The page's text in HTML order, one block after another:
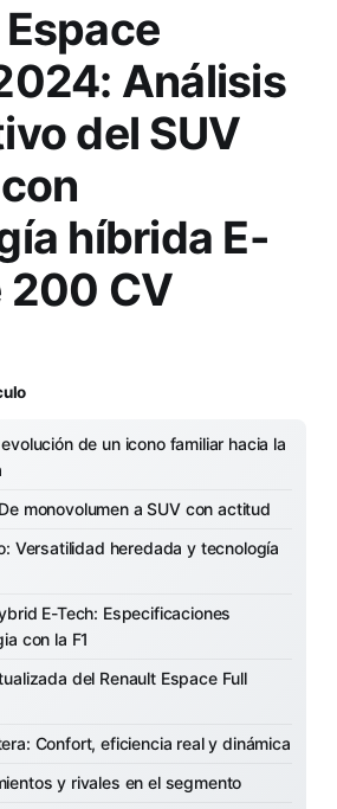
Análisis
del SUV
híbrida E-
200 CV
de un icono familiar hacia la
monovolumen a SUV con actitud
Versatilidad heredada y tecnología
E-Tech: Especificaciones
con la F1
del Renault Espace Full
Confort, eficiencia real y dinámica
y rivales en el segmento